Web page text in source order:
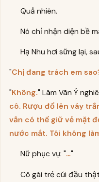
Quả nhiên.
Nó chỉ nhận diện bề
Hạ Nhu hơi sững lại,
"Chị đang trách em
"Không." Lâm Vãn Ý
cô. Rượu đổ lên váy
vẫn có thể giữ vẻ mặt
nước mắt. Tôi không
Nữ phục vụ: "…"
Cô gái trẻ cúi đầu